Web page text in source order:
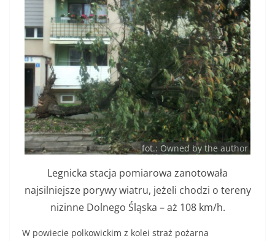
fot.: Owned by the author
Legnicka stacja pomiarowa zanotowała
najsilniejsze porywy wiatru, jeżeli chodzi o tereny
nizinne Dolnego Śląska – aż 108 km/h.
W powiecie polkowickim z kolei straż pożarna